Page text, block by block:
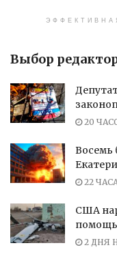
Выбор
20
Восемь
22
США
помощь
2 ДНЯ